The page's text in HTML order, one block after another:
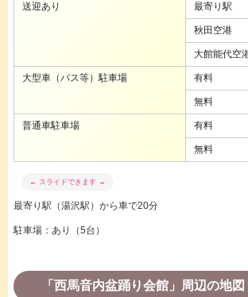
送迎あり 最寄り駅
秋田空港
大館能代空
大型車（バス等）駐車場 有料
無料
普通車駐車場 有料
無料
最寄り駅（湯沢駅）から車で20分
駐車場：あり（5台）
「西馬音内盆踊り会館」周辺の地図